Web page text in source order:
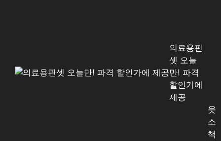
의료용핀
셋 오늘
만! 파격
할인가에
제공
웃
소
책